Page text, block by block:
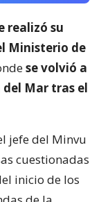
realizó su
Ministerio de
se volvió a
Mar tras el
jefe del Minvu
cuestionadas
inicio de los